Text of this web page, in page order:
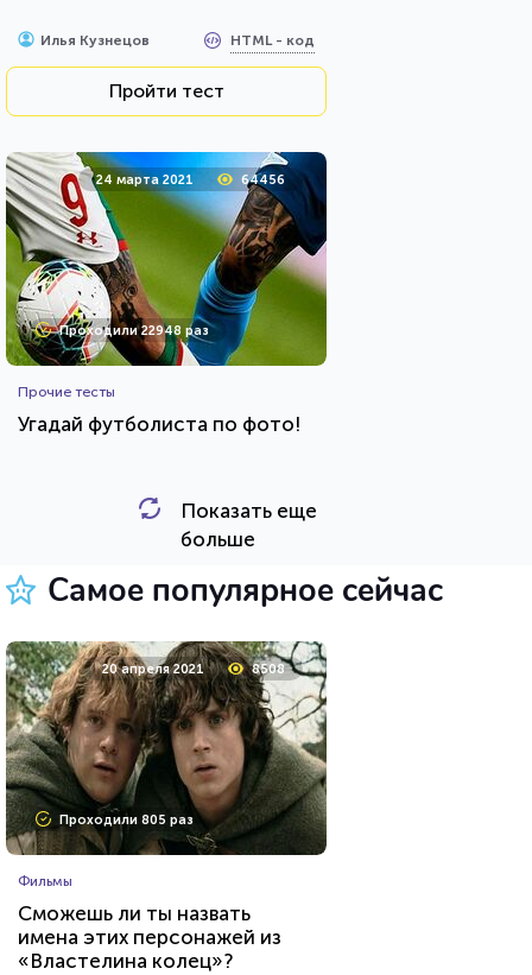
Илья Кузнецов HTML - код
Пройти тест
24 марта 2021 64456
Проходили 22948 раз
Прочие тесты
Угадай футболиста по фото!
HTML - код
8 мая 2021 10542
Проходили 646 раз
Тест на знание персонажей
сериалов от Netflix
Показать еще
больше
Самое популярное сейчас
20 апреля 2021 8508
Проходили 805 раз
Фильмы
Сможешь ли ты назвать
имена этих персонажей из
«Властелина колец»?